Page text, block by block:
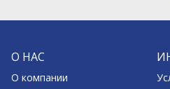
О НАС
О компании